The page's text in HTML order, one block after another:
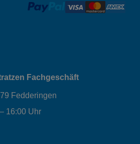
Fachgeschäft
Fedderingen
16:00 Uhr